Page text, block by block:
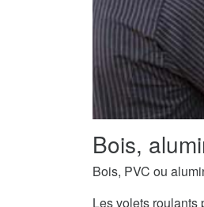
Bois,
Bois, PVC ou
Les volets roulants